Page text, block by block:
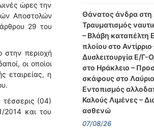
ώρες την
Αποστολών
29 του
στην περιοχή
οι οποίοι
εταιρείας, η
(04)
και του
Θάνατος άνδρα στη
Τραυματισμός
– Βλάβη καταπέλτη
πλοίου στο Αντίρριο
Δυσλειτουργία Ε/Γ-
στο Ηράκλειο –
σκάφους στο
Εντοπισμός
Καλούς Λιμένες –
ασθενώ
07/08/26